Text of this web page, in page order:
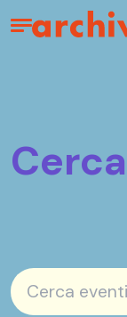
Home page
Apri il menu
Cerca